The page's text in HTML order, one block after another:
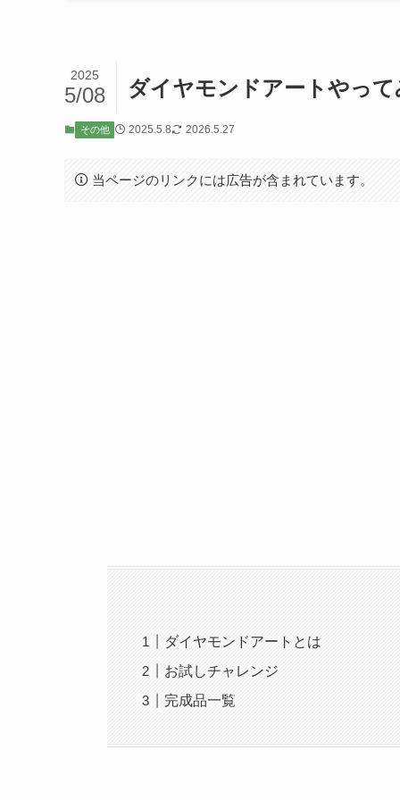
ダイヤモンドアートやっ
2025
5/08
その他 2025.5.8 2026.5.27
当ページのリンクには広告が含まれています。
ダイヤモンドアートとは
お試しチャレンジ
完成品一覧